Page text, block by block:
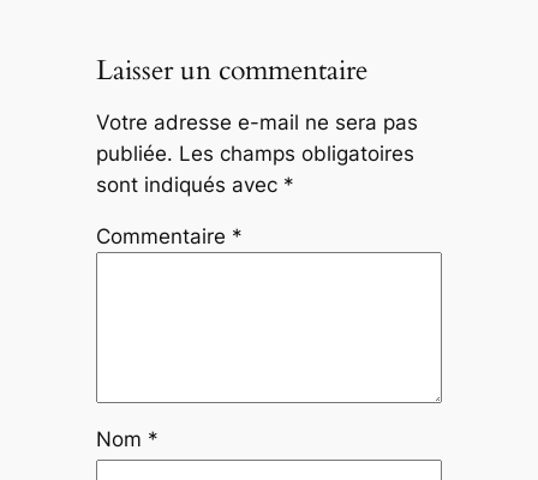
Laisser un commentaire
Votre adresse e-mail ne sera pas
publiée. Les champs obligatoires
sont indiqués avec *
Commentaire *
Nom *